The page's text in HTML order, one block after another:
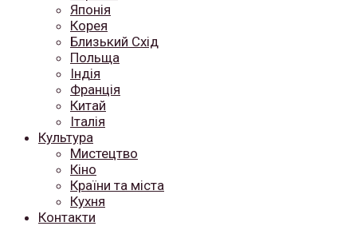
Японія
Корея
Близький Схід
Польща
Індія
Франція
Китай
Італія
Культура
Мистецтво
Кіно
Країни та міста
Кухня
Контакти